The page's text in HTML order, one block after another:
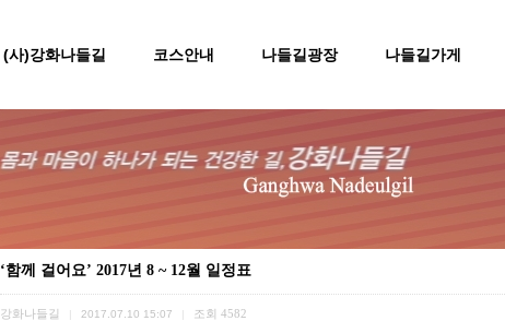
(사)강화나들길 코스안내 나들길광장 나들길가게
‘함께 걸어요’ 2017년 8 ~ 12월 일정표
강화나들길 2017.07.10 15:07 조회 4582